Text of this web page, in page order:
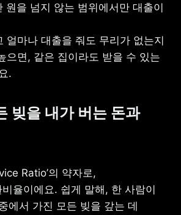
원을 넘지 않는 범위에서만 대출이
얼마나 대출을 줘도 무리가 없는지
으면, 같은 집이라도 받을 수 있는
.
빚을 내가 버는 돈과
Ratio’의 약자로,
율이에요. 쉽게 말해, 한 사람이
에서 가진 모든 빚을 갚는 데